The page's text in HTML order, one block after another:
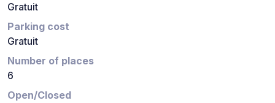
Gratuit
Parking cost
Gratuit
Number of places
6
Open/Closed